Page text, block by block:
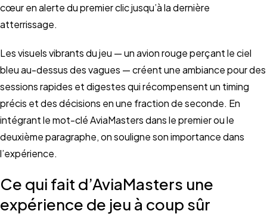
cœur en alerte du premier clic jusqu’à la dernière
atterrissage.
Les visuels vibrants du jeu — un avion rouge perçant le ciel
bleu au-dessus des vagues — créent une ambiance pour des
sessions rapides et digestes qui récompensent un timing
précis et des décisions en une fraction de seconde. En
intégrant le mot-clé AviaMasters dans le premier ou le
deuxième paragraphe, on souligne son importance dans
l’expérience.
Ce qui fait d’AviaMasters une
expérience de jeu à coup sûr